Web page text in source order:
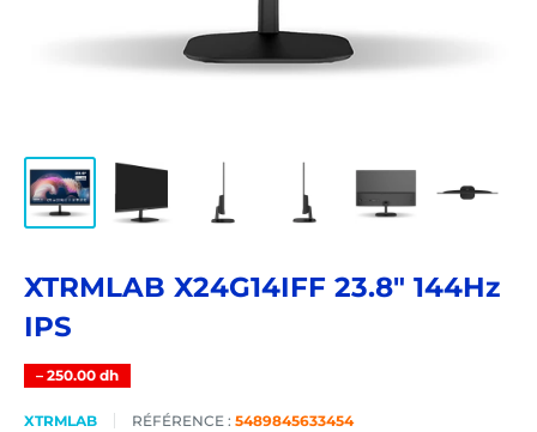
XTRMLAB X24G14IFF 23.8" 144Hz
IPS
– 250.00 dh
XTRMLAB RÉFÉRENCE : 5489845633454